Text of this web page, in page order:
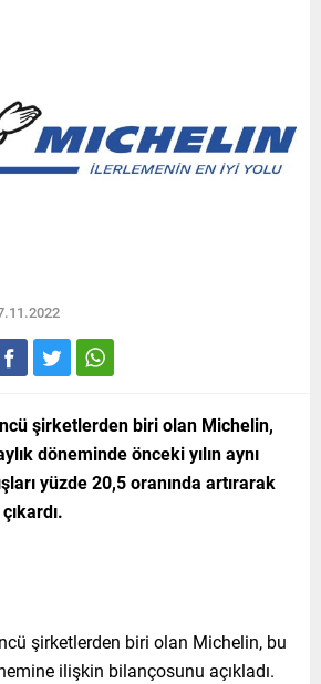
şirketlerden biri olan Michelin,
döneminde önceki yılın aynı
yüzde 20,5 oranında artırarak
şirketlerden biri olan Michelin, bu
ilişkin bilançosunu açıkladı.